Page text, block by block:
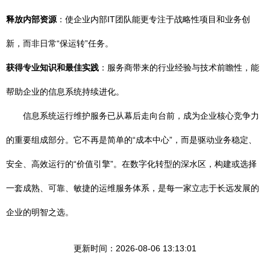
释放内部资源 ：使企业内部IT团队能更专注于战略性项目和业务创
新，而非日常“保运转”任务。
获得专业知识和最佳实践 ：服务商带来的行业经验与技术前瞻性，能
帮助企业的信息系统持续进化。
信息系统运行维护服务已从幕后走向台前，成为企业核心竞争力
的重要组成部分。它不再是简单的“成本中心”，而是驱动业务稳定、
安全、高效运行的“价值引擎”。在数字化转型的深水区，构建或选择
一套成熟、可靠、敏捷的运维服务体系，是每一家立志于长远发展的
企业的明智之选。
更新时间：2026-08-06 13:13:01